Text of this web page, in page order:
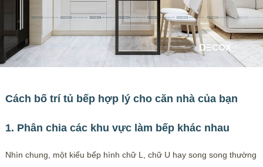
Cách bố trí tủ bếp hợp lý cho căn nhà của bạn
1. Phân chia các khu vực làm bếp khác nhau
Nhìn chung, một kiểu bếp hình chữ L, chữ U hay song song thường